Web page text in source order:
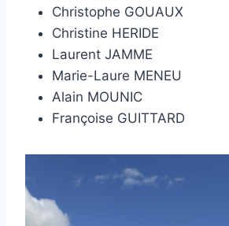
Christophe GOUAUX
Christine HERIDE
Laurent JAMME
Marie-Laure MENEU
Alain MOUNIC
Françoise GUITTARD